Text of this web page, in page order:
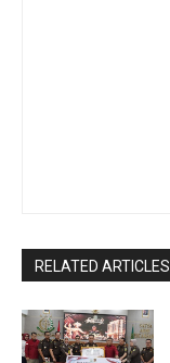
RELATED ARTICLES